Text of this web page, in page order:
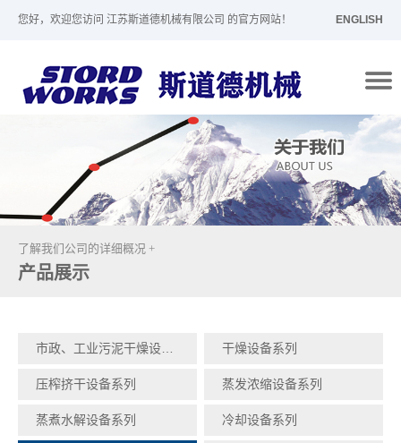
您好，欢迎您访问 江苏斯道德机械有限公司 的官方网站！ ENGLISH
了解我们公司的详细概况 +
产品展示
市政、工业污泥干燥设备系列 干燥设备系列
压榨挤干设备系列 蒸发浓缩设备系列
蒸煮水解设备系列 冷却设备系列